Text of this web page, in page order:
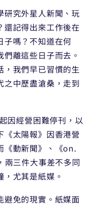
研究外星人新聞、玩
還記得出來工作後在
子嗎？不知道在何
離這些日子而去。
，我們早已習慣的生
之中歷盡滄桑，走到
因經營困難停刊， 以
太陽報》因香港營
《動新聞》、《on.
兩三件大事差不多同
尤其是紙媒。
免的現實。紙媒面